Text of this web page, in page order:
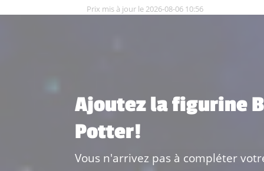
Prix mis à jour le 2026-08-06 10:56
Ajoutez la figurine
Potter!
Vous n'arrivez pas à compléter